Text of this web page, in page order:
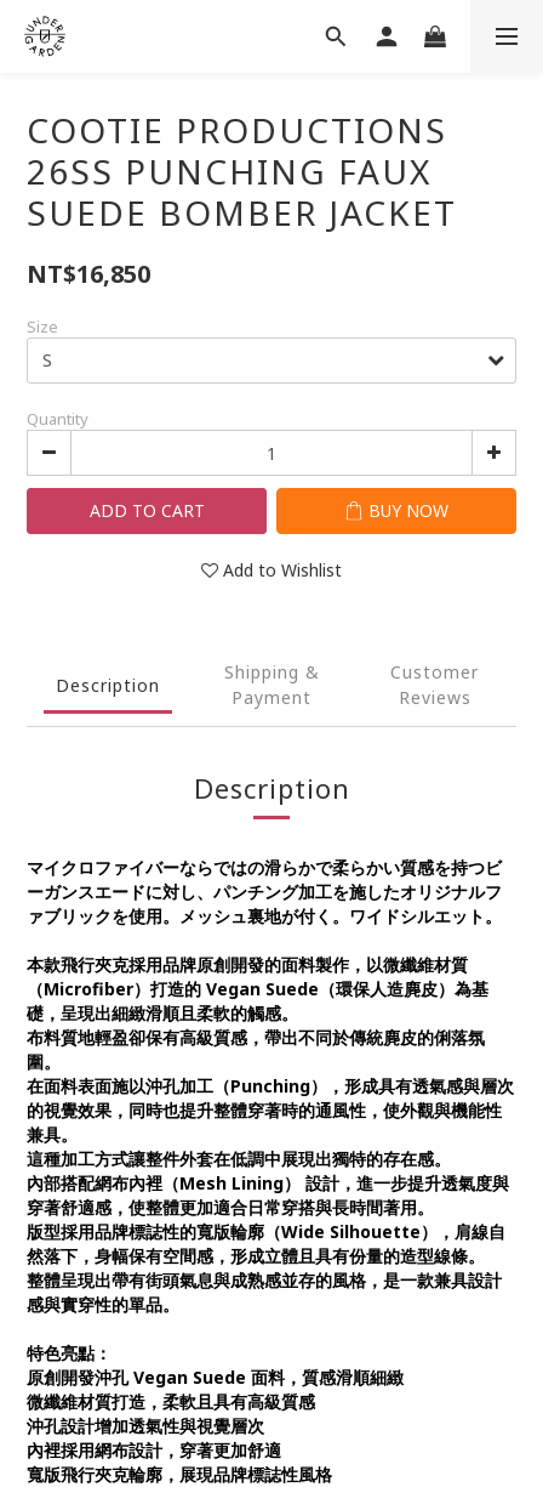
COOTIE PRODUCTIONS
26SS PUNCHING FAUX
SUEDE BOMBER JACKET
NT$16,850
Size
Quantity
ADD TO CART BUY NOW
Add to Wishlist
Description
Shipping &
Payment
Customer
Reviews
Description
マイクロファイバーならではの滑らかで柔らかい質感を持つビ
ーガンスエードに対し、パンチング加工を施したオリジナルフ
ァブリックを使用。メッシュ裏地が付く。ワイドシルエット。
本款飛行夾克採用品牌原創開發的面料製作，以微纖維材質
（Microfiber）打造的 Vegan Suede（環保人造麂皮）為基
礎，呈現出細緻滑順且柔軟的觸感。
布料質地輕盈卻保有高級質感，帶出不同於傳統麂皮的俐落氛
圍。
在面料表面施以沖孔加工（Punching），形成具有透氣感與層次
的視覺效果，同時也提升整體穿著時的通風性，使外觀與機能性
兼具。
這種加工方式讓整件外套在低調中展現出獨特的存在感。
內部搭配網布內裡（Mesh Lining） 設計，進一步提升透氣度與
穿著舒適感，使整體更加適合日常穿搭與長時間著用。
版型採用品牌標誌性的寬版輪廓（Wide Silhouette），肩線自
然落下，身幅保有空間感，形成立體且具有份量的造型線條。
整體呈現出帶有街頭氣息與成熟感並存的風格，是一款兼具設計
感與實穿性的單品。
特色亮點：
原創開發沖孔 Vegan Suede 面料，質感滑順細緻
微纖維材質打造，柔軟且具有高級質感
沖孔設計增加透氣性與視覺層次
內裡採用網布設計，穿著更加舒適
寬版飛行夾克輪廓，展現品牌標誌性風格